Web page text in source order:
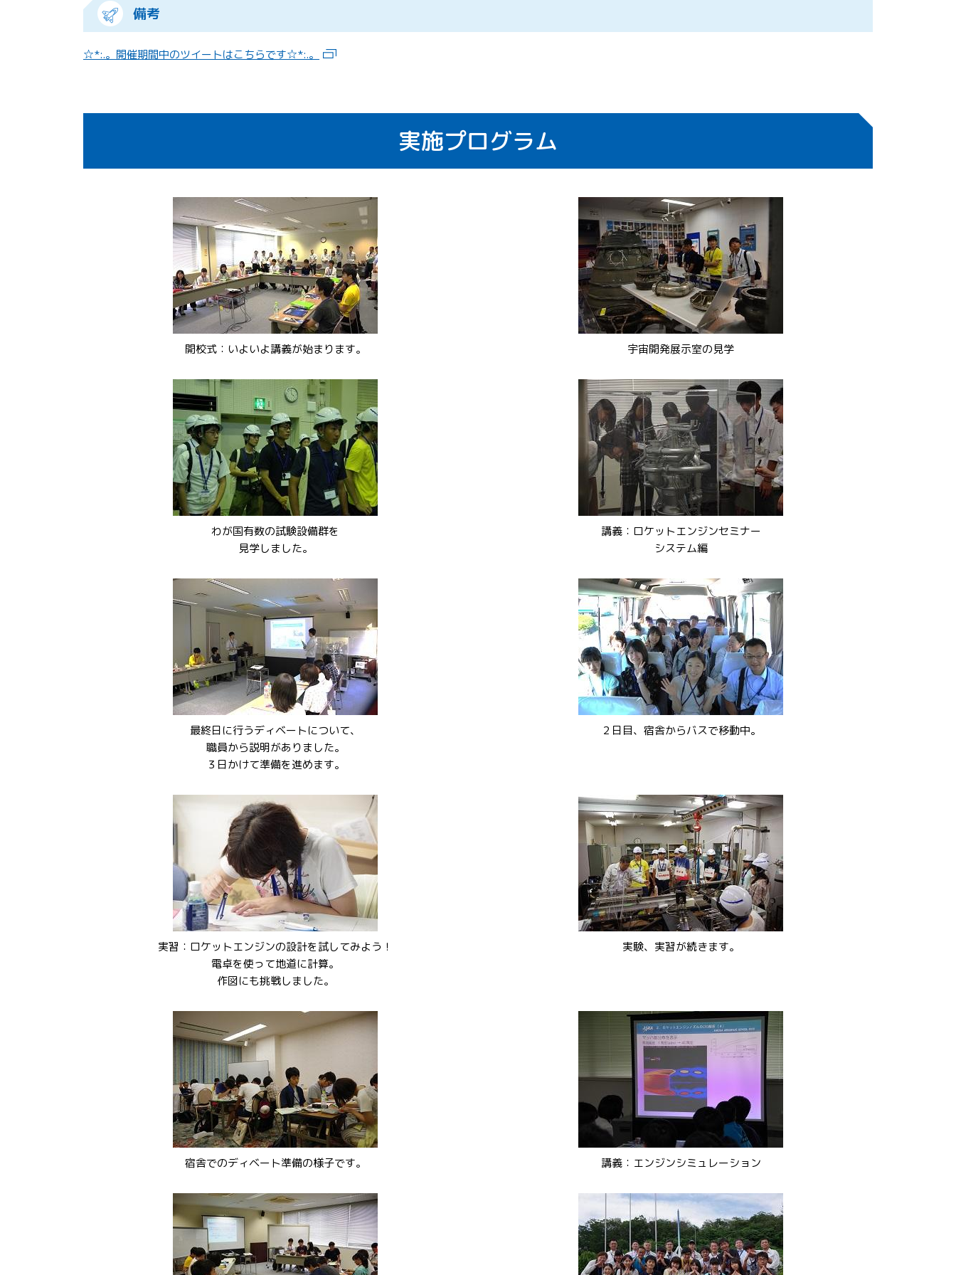
備考
☆*:.。開催期間中のツイートはこちらです☆*:.。
実施プログラム
開校式：いよいよ講義が始まります。 宇宙開発展示室の見学
わが国有数の試験設備群を
見学しました。
講義：ロケットエンジンセミナー
システム編
最終日に行うディベートについて、
職員から説明がありました。
３日かけて準備を進めます。
２日目、宿舎からバスで移動中。
実習：ロケットエンジンの設計を試してみよう！
電卓を使って地道に計算。
作図にも挑戦しました。
実験、実習が続きます。
宿舎でのディベート準備の様子です。 講義：エンジンシミュレーション